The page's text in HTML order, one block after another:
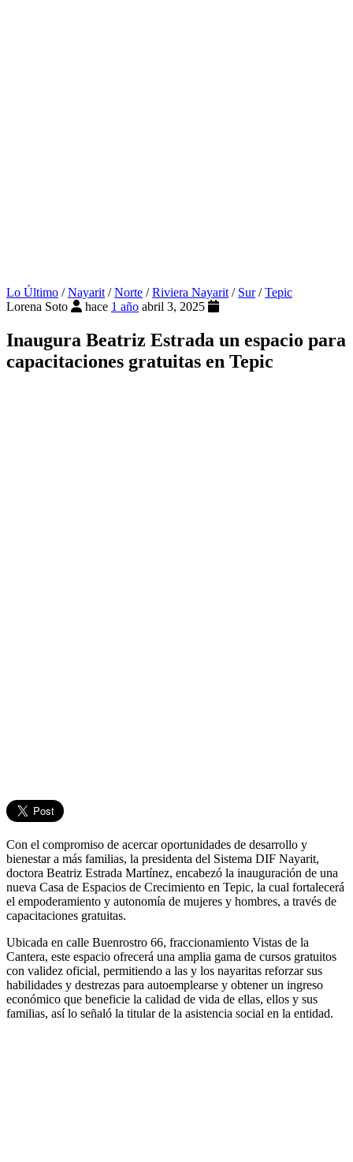
Lo Último /Nayarit/Norte /Riviera Nayarit/ Sur/Tepic
Lorena Soto
hace 1 año abril 3, 2025
Inaugura Beatriz Estrada un espacio para
capacitaciones gratuitas en Tepic
Con el compromiso de acercar oportunidades de desarrollo y
bienestar a más familias, la presidenta del Sistema DIF Nayarit,
doctora Beatriz Estrada Martínez, encabezó la inauguración de una
nueva Casa de Espacios de Crecimiento en Tepic, la cual fortalecerá
el empoderamiento y autonomía de mujeres y hombres, a través de
capacitaciones gratuitas.
Ubicada en calle Buenrostro 66, fraccionamiento Vistas de la
Cantera, este espacio ofrecerá una amplia gama de cursos gratuitos
con validez oficial, permitiendo a las y los nayaritas reforzar sus
habilidades y destrezas para autoemplearse y obtener un ingreso
económico que beneficie la calidad de vida de ellas, ellos y sus
familias, así lo señaló la titular de la asistencia social en la entidad.